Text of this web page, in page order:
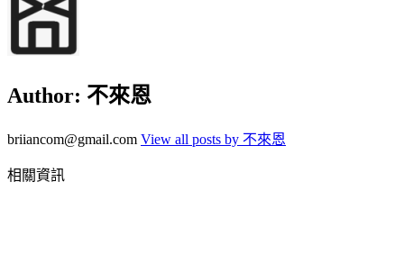
Author: 不來恩
briiancom@gmail.com View all posts by 不來恩
相關資訊